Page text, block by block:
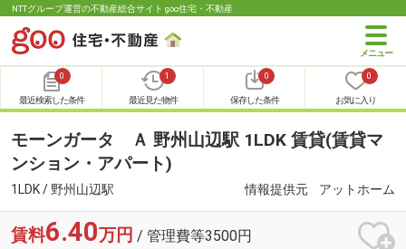
NTTグループ運営の不動産総合サイト goo住宅・不動産
0
最近検索した条件
1
最近見た物件
0
保存した条件
0
お気に入り
モーンガータ Ａ 野州山辺駅 1LDK 賃貸(賃貸マ
ンション・アパート)
1LDK / 野州山辺駅 情報提供元 アットホーム
賃料6.40万円 / 管理費等3500円